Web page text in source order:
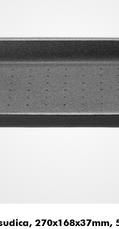
270x168x37mm,